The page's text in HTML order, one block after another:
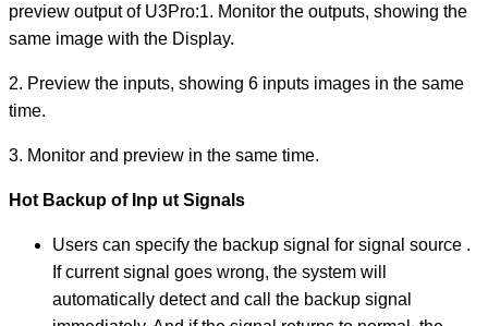
preview output of U3Pro:1. Monitor the outputs, showing the
same image with the Display.
2. Preview the inputs, showing 6 inputs images in the same
time.
3. Monitor and preview in the same time.
Hot Backup of Inp ut Signals
Users can specify the backup signal for signal source .
If current signal goes wrong, the system will
automatically detect and call the backup signal